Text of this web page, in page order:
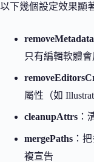
以下幾個設定效果顯
removeMetadata
只有編輯軟體會
屬性（如
cleanupAttrs ：
mergePaths ：
複宣告